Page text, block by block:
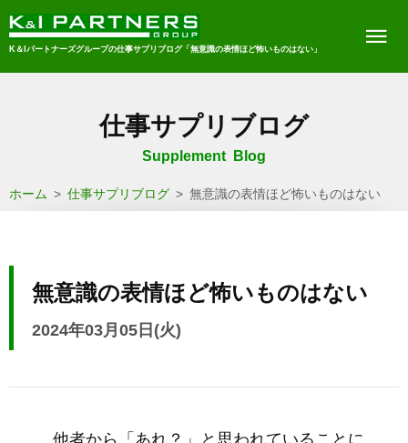
K＆Iパートナーズグループの仕事サプリブログ「無意識の表情ほど怖いものはない」
仕事サプリブログ
Supplement Blog
ホーム > 仕事サプリブログ > 無意識の表情ほど怖いものはない
無意識の表情ほど怖いものはない
2024年03月05日(火)
他者から「あれ？」と思われていることに